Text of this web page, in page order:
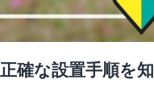
確な設置手順を知